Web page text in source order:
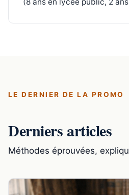
LE DERNIER DE LA PROMO
Derniers articles
Méthodes éprouvées,